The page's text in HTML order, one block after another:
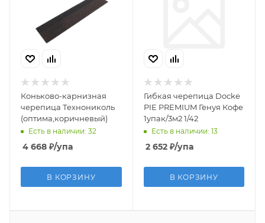
Коньково-карнизная
черепица Технониколь
(оптима,коричневый)
Есть в наличии: 32
4 668 ₽/упа
В КОРЗИНУ
Гибкая черепица Docke
PIE PREMIUM Генуя Кофе
1упак/3м2 1/42
Есть в наличии: 13
2 652₽/упа
В КОРЗИНУ